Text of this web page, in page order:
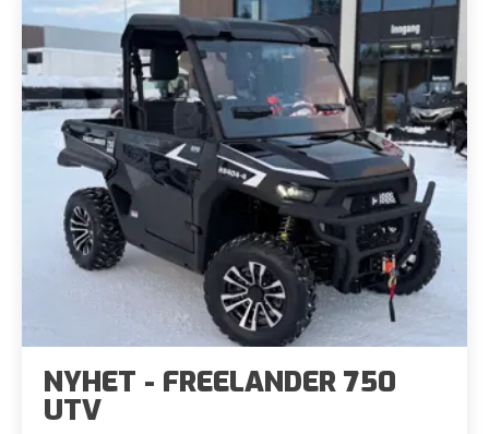
NYHET - FREELANDER 750
UTV